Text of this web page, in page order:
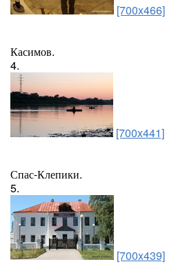
[700x466]
Касимов.
4.
[700x441]
Спас-Клепики.
5.
[700x439]